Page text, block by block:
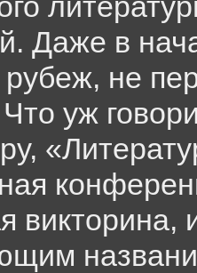
Даже в
не
уж
викторина,